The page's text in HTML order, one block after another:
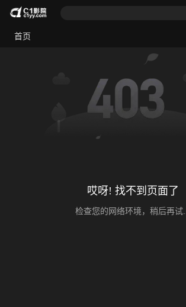
首页
哎呀! 找不到页面了
检查您的网络环境，稍后再试...